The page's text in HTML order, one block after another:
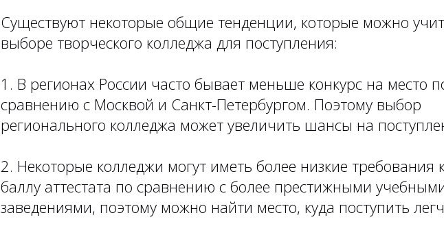
Существуют некоторые общие тенденции, которые можно
выборе творческого колледжа для поступления:
1. В регионах России часто бывает меньше конкурс на место
сравнению с Москвой и Санкт-Петербургом. Поэтому выбор
регионального колледжа может увеличить шансы на
2. Некоторые колледжи могут иметь более низкие требования
баллу аттестата по сравнению с более престижными
заведениями, поэтому можно найти место, куда поступить